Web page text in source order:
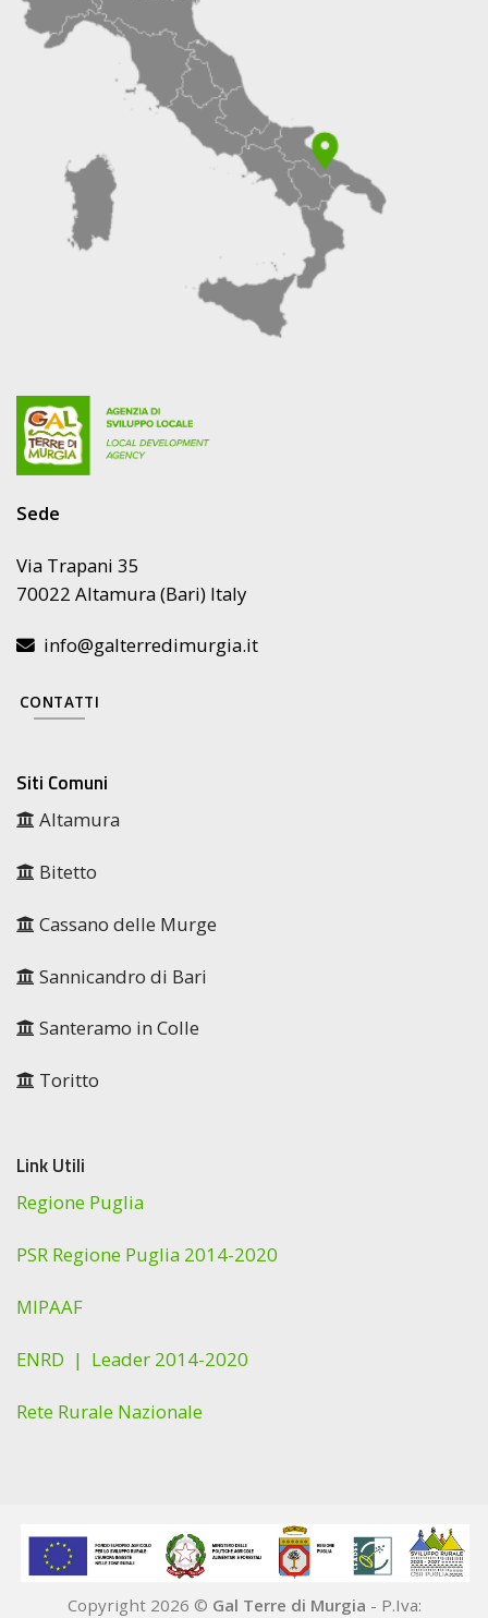
Sede
Via Trapani 35
70022 Altamura (Bari) Italy
info@galterredimurgia.it
CONTATTI
Siti Comuni
Altamura
Bitetto
Cassano delle Murge
Sannicandro di Bari
Santeramo in Colle
Toritto
Link Utili
Regione Puglia
PSR Regione Puglia 2014-2020
MIPAAF
ENRD | Leader 2014-2020
Rete Rurale Nazionale
Copyright 2026 © Gal Terre di Murgia - P.Iva: